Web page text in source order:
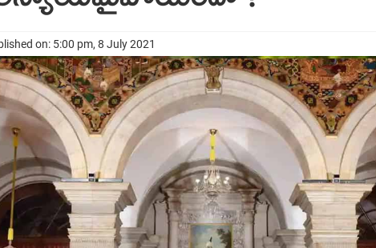
on: 5:00 pm, 8 July 2021